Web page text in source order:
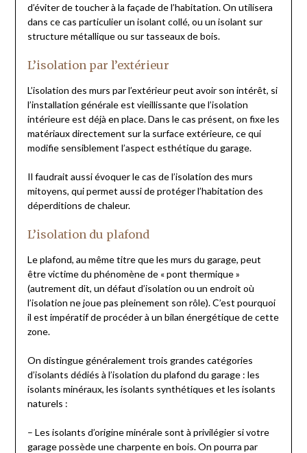
d’éviter de toucher à la façade de l’habitation. On utilisera
dans ce cas particulier un isolant collé, ou un isolant sur
structure métallique ou sur tasseaux de bois.
L’isolation par l’extérieur
L’isolation des murs par l’extérieur peut avoir son intérêt, si
l’installation générale est vieillissante que l’isolation
intérieure est déjà en place. Dans le cas présent, on fixe les
matériaux directement sur la surface extérieure, ce qui
modifie sensiblement l’aspect esthétique du garage.
Il faudrait aussi évoquer le cas de l’isolation des murs
mitoyens, qui permet aussi de protéger l’habitation des
déperditions de chaleur.
L’isolation du plafond
Le plafond, au même titre que les murs du garage, peut
être victime du phénomène de « pont thermique »
(autrement dit, un défaut d’isolation ou un endroit où
l’isolation ne joue pas pleinement son rôle). C’est pourquoi
il est impératif de procéder à un bilan énergétique de cette
zone.
On distingue généralement trois grandes catégories
d’isolants dédiés à l’isolation du plafond du garage : les
isolants minéraux, les isolants synthétiques et les isolants
naturels :
– Les isolants d’origine minérale sont à privilégier si votre
garage possède une charpente en bois. On pourra par